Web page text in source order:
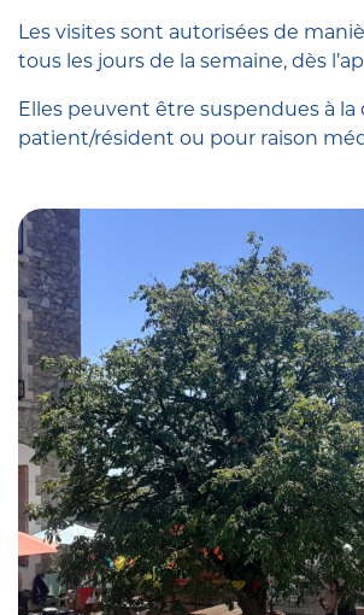
Les visites sont autorisées de
tous les jours de la semaine, dès
Elles peuvent être suspendues à
patient/résident ou pour raison